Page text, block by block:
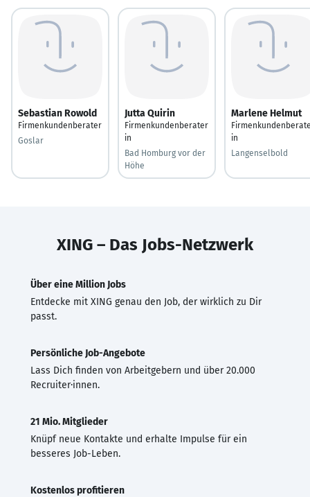
Sebastian Rowold
Firmenkundenberater
Goslar
Jutta Quirin
Firmenkundenberater
in
Bad Homburg vor der
Höhe
Marlene Helmut
in
Langenselbold
XING – Das Jobs-Netzwerk
Über eine Million Jobs
Entdecke mit XING genau den Job, der wirklich zu Dir
passt.
Persönliche Job-Angebote
Lass Dich finden von Arbeitgebern und über 20.000
Recruiter·innen.
21 Mio. Mitglieder
Knüpf neue Kontakte und erhalte Impulse für ein
besseres Job-Leben.
Kostenlos profitieren